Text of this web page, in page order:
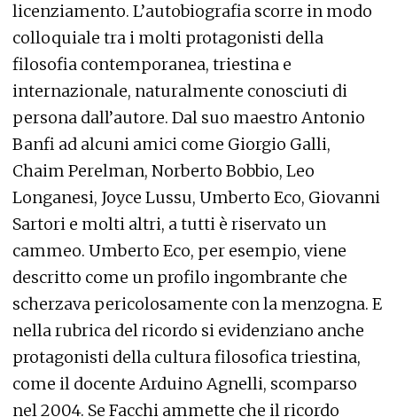
licenziamento. L’autobiografia scorre in modo
colloquiale tra i molti protagonisti della
filosofia contemporanea, triestina e
internazionale, naturalmente conosciuti di
persona dall’autore. Dal suo maestro Antonio
Banfi ad alcuni amici come Giorgio Galli,
Chaim Perelman, Norberto Bobbio, Leo
Longanesi, Joyce Lussu, Umberto Eco, Giovanni
Sartori e molti altri, a tutti è riservato un
cammeo. Umberto Eco, per esempio, viene
descritto come un profilo ingombrante che
scherzava pericolosamente con la menzogna. E
nella rubrica del ricordo si evidenziano anche
protagonisti della cultura filosofica triestina,
come il docente Arduino Agnelli, scomparso
nel 2004. Se Facchi ammette che il ricordo